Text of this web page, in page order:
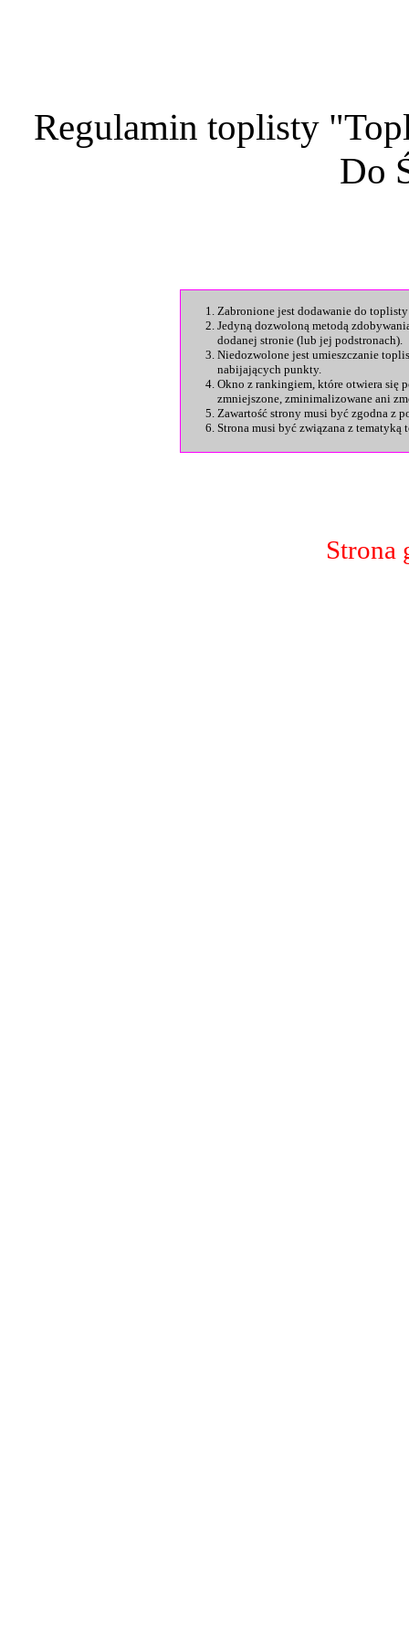
Regulamin toplisty
Do
Zabronione jest dodawanie do
Jedyną dozwoloną metodą
dodanej stronie (lub jej podstronach).
Niedozwolone jest umieszczanie
nabijających punkty.
Okno z rankingiem, które otwiera się
zmniejszone, zminimalizowane ani
Zawartość strony musi być zgodna z
Strona musi być związana z tematyką
Strona